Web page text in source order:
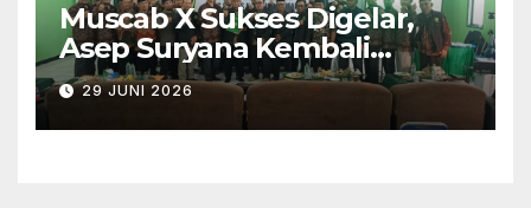
Muscab X Sukses Digelar,
Asep Suryana Kembali
Dipercaya Pimpin PC PERSIS
Karangpawitan Masa Jihad
2026–2030
29 JUNI 2026